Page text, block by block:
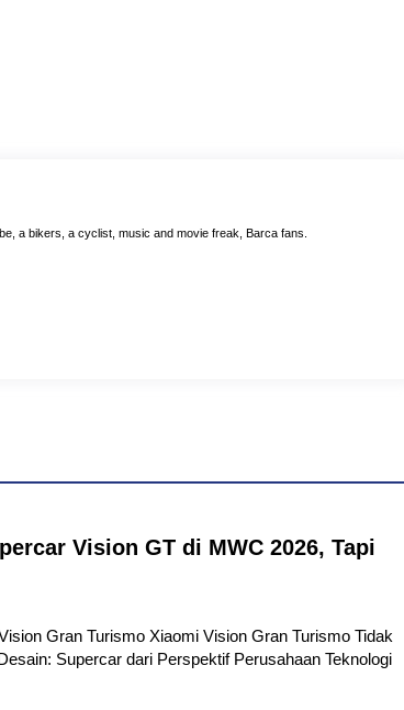
a bikers, a cyclist, music and movie freak, Barca fans.
Vision GT di MWC 2026, Tapi
Gran Turismo Xiaomi Vision Gran Turismo Tidak
Supercar dari Perspektif Perusahaan Teknologi